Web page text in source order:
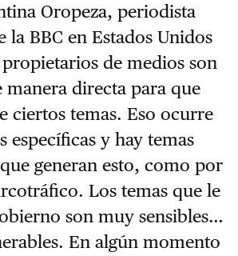
Oropeza, periodista
la BBC en Estados Unidos
de medios son
manera directa para que
ciertos temas. Eso ocurre
específicas y hay temas
generan esto, como por
Los temas que le
son muy sensibles…
En algún momento